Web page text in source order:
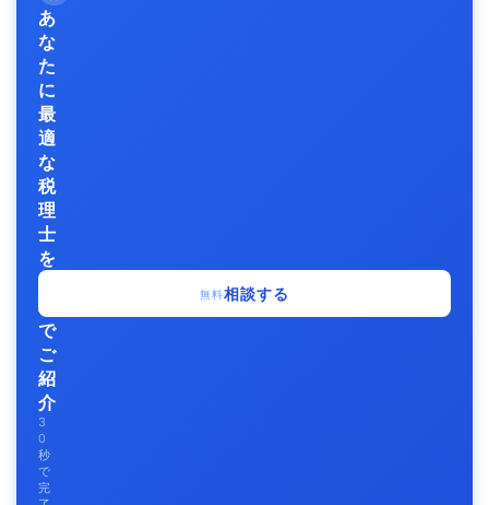
あ
な
た
に
最
適
な
税
理
士
を
無
料
で
ご
紹
介
3
0
秒
で
完
無料相談する